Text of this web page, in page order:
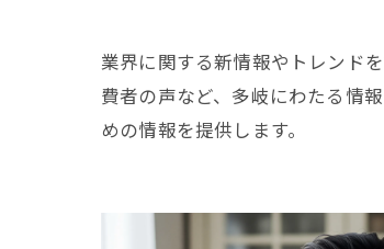
業界に関する新情報やトレンド
費者の声など、多岐にわたる情
めの情報を提供します。